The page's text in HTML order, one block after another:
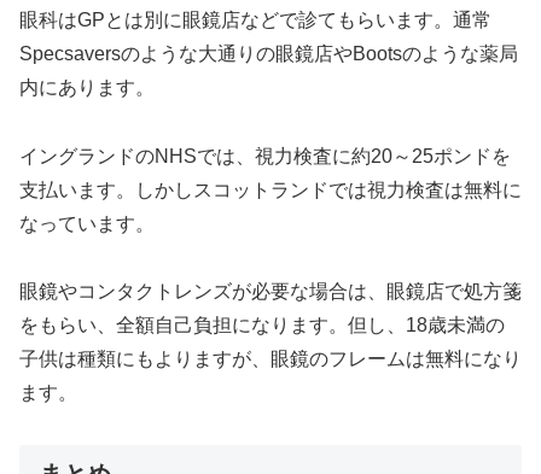
眼科はGPとは別に眼鏡店などで診てもらいます。通常
Specsaversのような大通りの眼鏡店やBootsのような薬局
内にあります。
イングランドのNHSでは、視力検査に約20～25ポンドを
支払います。しかしスコットランドでは視力検査は無料に
なっています。
眼鏡やコンタクトレンズが必要な場合は、眼鏡店で処方箋
をもらい、全額自己負担になります。但し、18歳未満の
子供は種類にもよりますが、眼鏡のフレームは無料になり
ます。